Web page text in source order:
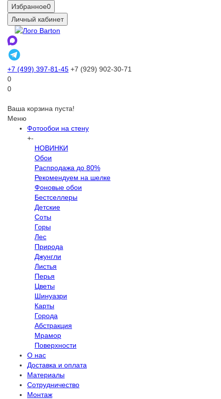
Избранное0
Личный кабинет
+7 (499) 397-81-45 +7 (929) 902-30-71
0
0
Ваша корзина пуста!
Меню
Фотообои на стену
+-
НОВИНКИ
Обои
Распродажа до 80%
Рекомендуем на шелке
Фоновые обои
Бестселлеры
Детские
Соты
Горы
Лес
Природа
Джунгли
Листья
Перья
Цветы
Шинуазри
Карты
Города
Абстракция
Мрамор
Поверхности
О нас
Доставка и оплата
Материалы
Сотрудничество
Монтаж